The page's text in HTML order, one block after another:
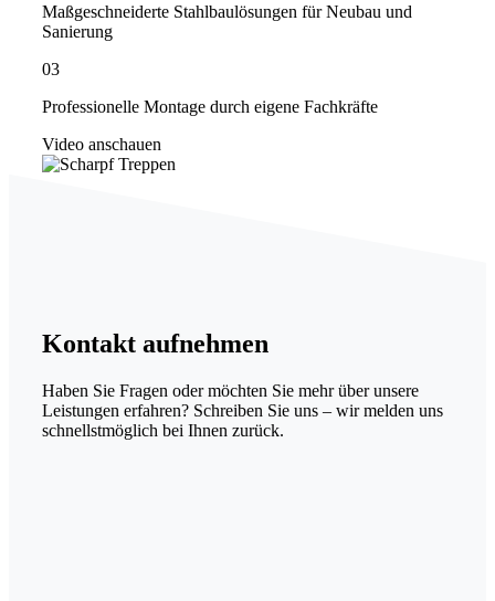
Maßgeschneiderte Stahlbaulösungen für Neubau und
Sanierung
03
Professionelle Montage durch eigene Fachkräfte
Video anschauen
Kontakt aufnehmen
Haben Sie Fragen oder möchten Sie mehr über unsere
Leistungen erfahren? Schreiben Sie uns – wir melden uns
schnellstmöglich bei Ihnen zurück.